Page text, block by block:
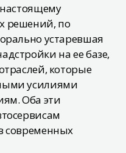
решений, по
устаревшая
на ее базе,
которые
усилиями
Оба эти
современных